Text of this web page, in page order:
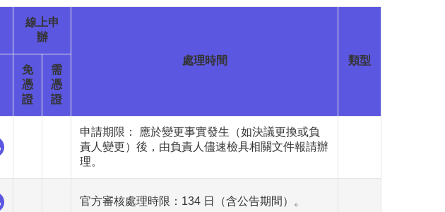
線上申
辦
處理時間
類型
免
憑
證
需
憑
證
申請期限： 應於變更事實發生（如決議更換或負
責人變更）後，由負責人儘速檢具相關文件報請辦
理。
官方審核處理時限：134 日（含公告期間）。